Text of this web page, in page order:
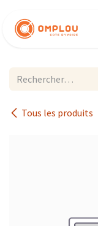
Tous les produits